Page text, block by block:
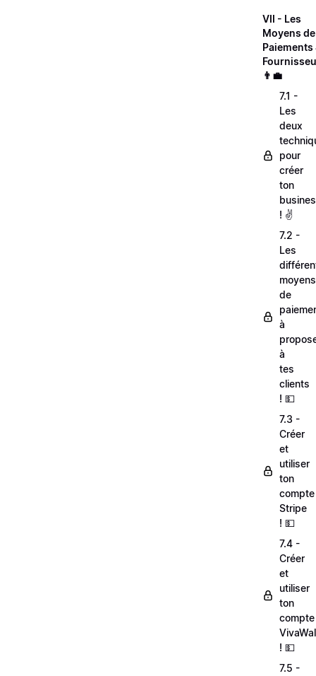
VII - Les
Moyens de
Paiements
👨‍💼
7.1 -
Les
deux
pour
créer
ton
! ✌️
7.2 -
Les
moyens
de
à
à
tes
clients
! 💵
7.3 -
Créer
et
utiliser
ton
compte
Stripe
! 💵
7.4 -
Créer
et
utiliser
ton
compte
! 💵
7.5 -